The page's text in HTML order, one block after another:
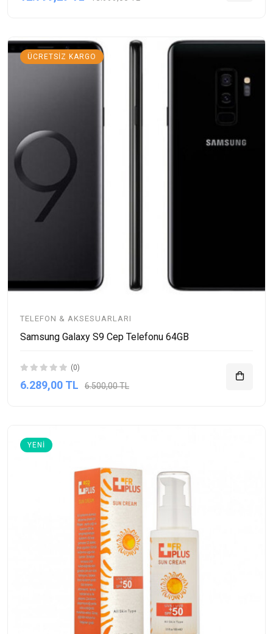
ÜCRETSIZ KARGO
TELEFON & AKSESUARLARI
Samsung Galaxy S9 Cep Telefonu 64GB
(0)
6.289,00 TL 6.500,00 TL
YENI